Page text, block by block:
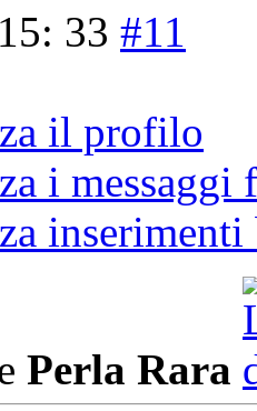
15: 33 #11
il profilo
i messaggi
inserimenti
Perla Rara